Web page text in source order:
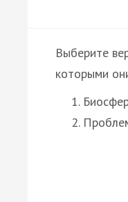
Выберите
которыми